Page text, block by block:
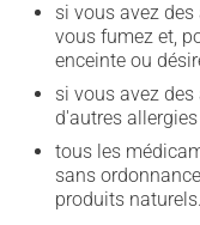
si vous avez
vous fumez et,
enceinte ou
si vous avez
d'autres
tous les
sans
produits naturels.